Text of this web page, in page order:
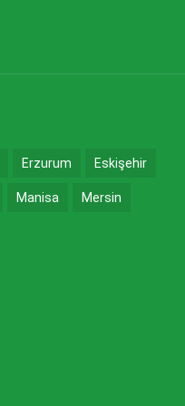
Erzurum Eskişehir
Manisa Mersin